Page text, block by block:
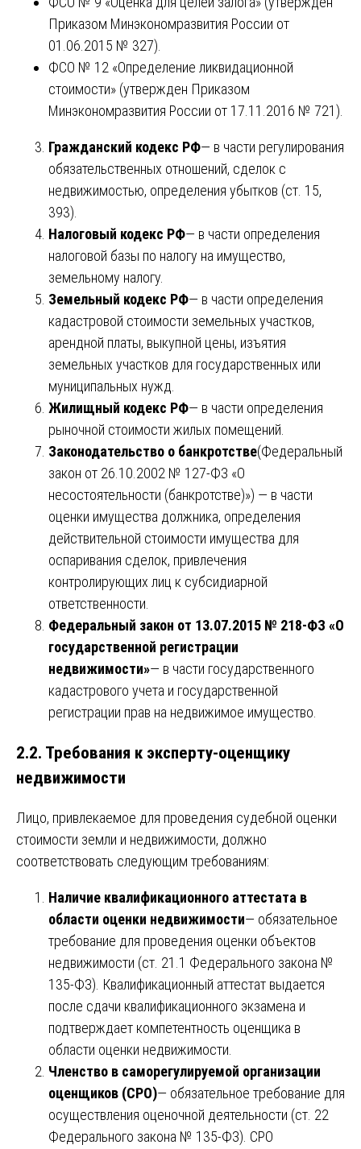
Приказом Минэкономразвития России от
01.06.2015 № 327).
ФСО № 12 «Определение ликвидационной
стоимости» (утвержден Приказом
Минэкономразвития России от 17.11.2016 № 721).
Гражданский кодекс РФ— в части регулирования
обязательственных отношений, сделок с
недвижимостью, определения убытков (ст. 15,
393).
Налоговый кодекс РФ— в части определения
налоговой базы по налогу на имущество,
земельному налогу.
Земельный кодекс РФ— в части определения
кадастровой стоимости земельных участков,
арендной платы, выкупной цены, изъятия
земельных участков для государственных или
муниципальных нужд.
Жилищный кодекс РФ— в части определения
рыночной стоимости жилых помещений.
Законодательство о банкротстве(Федеральный
закон от 26.10.2002 № 127-ФЗ «О
несостоятельности (банкротстве)») — в части
оценки имущества должника, определения
действительной стоимости имущества для
оспаривания сделок, привлечения
контролирующих лиц к субсидиарной
ответственности.
Федеральный закон от 13.07.2015 № 218-ФЗ «О
государственной регистрации
недвижимости»— в части государственного
кадастрового учета и государственной
регистрации прав на недвижимое имущество.
2.2. Требования к эксперту-оценщику
недвижимости
Лицо, привлекаемое для проведения судебной оценки
стоимости земли и недвижимости, должно
соответствовать следующим требованиям:
Наличие квалификационного аттестата в
области оценки недвижимости— обязательное
требование для проведения оценки объектов
недвижимости (ст. 21.1 Федерального закона №
135-ФЗ). Квалификационный аттестат выдается
после сдачи квалификационного экзамена и
подтверждает компетентность оценщика в
области оценки недвижимости.
Членство в саморегулируемой организации
оценщиков (СРО)— обязательное требование для
осуществления оценочной деятельности (ст. 22
Федерального закона № 135-ФЗ). СРО